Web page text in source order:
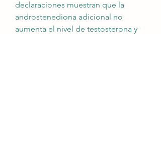
declaraciones muestran que la
androstenediona adicional no
aumenta el nivel de testosterona y